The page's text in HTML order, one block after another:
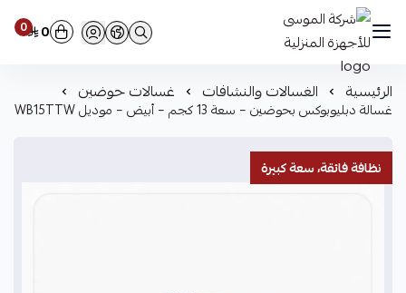
شركة الموسى للأجهزة المنزلية 0 0
الرئيسية الغسالات والنشافات غسالات حوضين
غسالة دبليوبوكس بحوضين – سعة 13 كجم – أبيض – موديل WB15TTW
نظافة فائقة، سعة كبيرة